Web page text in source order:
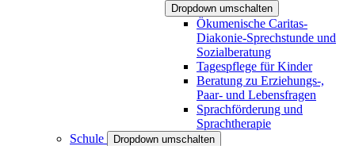
Dropdown umschalten
Ökumenische Caritas-
Diakonie-Sprechstunde und
Sozialberatung
Tagespflege für Kinder
Beratung zu Erziehungs-,
Paar- und Lebensfragen
Sprachförderung und
Sprachtherapie
Schule
Dropdown umschalten